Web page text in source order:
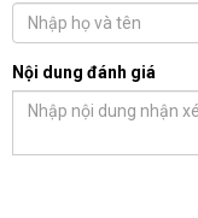
Nội dung đánh giá